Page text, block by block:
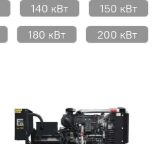
140 кВт
150 кВт
180 кВт 200 кВт